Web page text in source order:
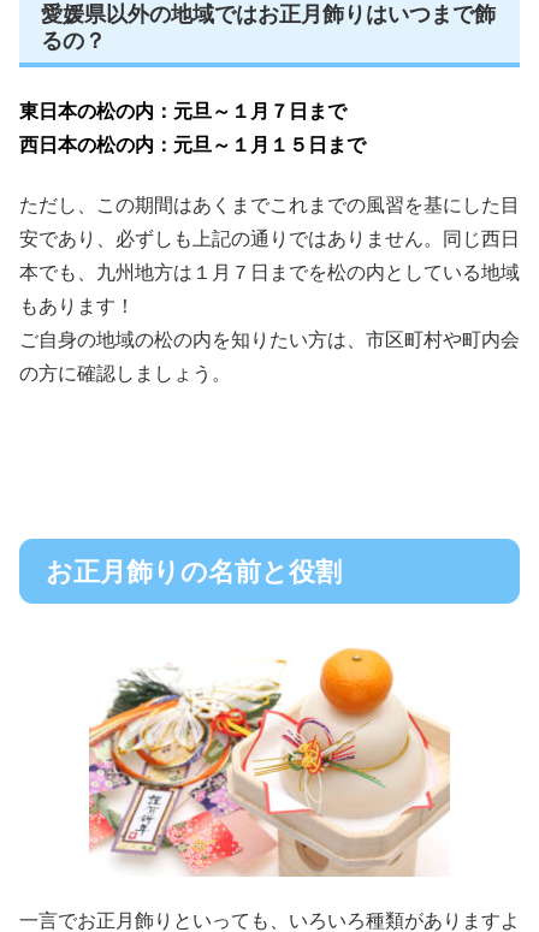
愛媛県以外の地域ではお正月飾りはいつまで飾
るの？
東日本の松の内： 元旦～１月７日まで
西日本の松の内： 元旦～１月１５日まで
ただし、この期間はあくまでこれまでの風習を基にした目
安であり、必ずしも上記の通りではありません。同じ西日
本でも、 九州地方は１月７日までを松の内としている地域
もあります！
ご自身の地域の松の内を知りたい方は、市区町村や町内会
の方に確認しましょう。
お正月飾りの名前と役割
一言でお正月飾りといっても、いろいろ種類がありますよ